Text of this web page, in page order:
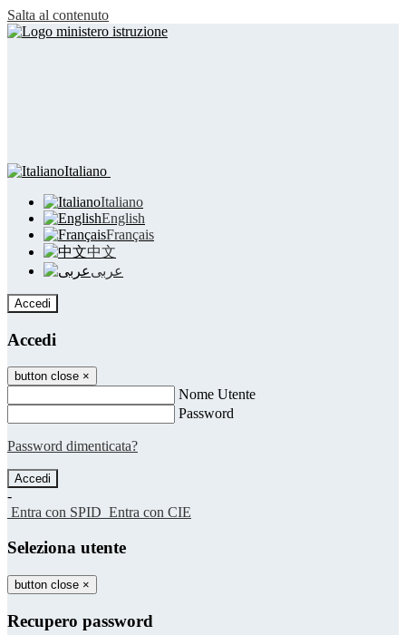
Salta al contenuto
Italiano
Italiano
English
Français
中文
عربى
Accedi
Accedi
button close ×
Nome Utente
Password
Password dimenticata?
-
Entra con SPID Entra con CIE
Seleziona utente
button close ×
Recupero password